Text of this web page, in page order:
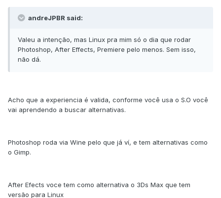
andreJPBR said:
Valeu a intenção, mas Linux pra mim só o dia que rodar
Photoshop, After Effects, Premiere pelo menos. Sem isso,
não dá.
Acho que a experiencia é valida, conforme você usa o S.O você
vai aprendendo a buscar alternativas.
Photoshop roda via Wine pelo que já ví, e tem alternativas como
o Gimp.
After Efects voce tem como alternativa o 3Ds Max que tem
versão para Linux